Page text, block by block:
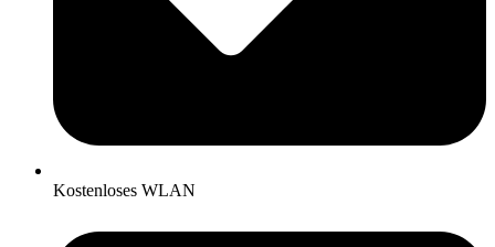
Kostenloses WLAN